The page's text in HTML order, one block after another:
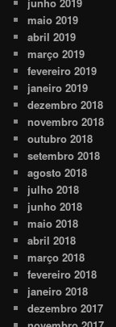
maio 2019
abril 2019
março 2019
fevereiro 2019
janeiro 2019
dezembro 2018
novembro 2018
outubro 2018
setembro 2018
agosto 2018
julho 2018
junho 2018
maio 2018
abril 2018
março 2018
fevereiro 2018
janeiro 2018
dezembro 2017